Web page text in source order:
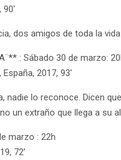
dos amigos de toda la
: Sábado 30 de marzo:
2017, 93′
nadie lo reconoce. Dicen
un extraño que llega a su
marzo : 22h
72’